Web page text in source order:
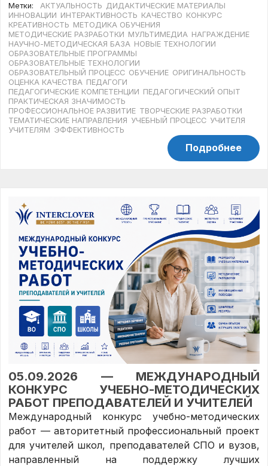
Метки: АКТУАЛЬНОСТЬ ДИДАКТИЧЕСКИЕ МАТЕРИАЛЫ
ИННОВАЦИИ ИНТЕРАКТИВНОСТЬ КАЧЕСТВО КОНКУРС
КРЕАТИВНОСТЬ МЕТОДИКА ОБУЧЕНИЯ
МЕТОДИЧЕСКИЕ РАЗРАБОТКИ МУЛЬТИМЕДИА НАГРАЖДЕНИЕ
НАУЧНО-МЕТОДИЧЕСКАЯ БАЗА НОВЫЕ ТЕХНОЛОГИИ
ОБРАЗОВАТЕЛЬНЫЕ ПРОГРАММЫ
ОБРАЗОВАТЕЛЬНЫЕ ТЕХНОЛОГИИ
ОБРАЗОВАТЕЛЬНЫЙ ПРОЦЕСС ОБУЧЕНИЕ ОРИГИНАЛЬНОСТЬ
ОЦЕНКА КАЧЕСТВА ПЕДАГОГИ
ПЕДАГОГИЧЕСКИЕ КОМПЕТЕНЦИИ ПЕДАГОГИЧЕСКИЙ ОПЫТ
ПРАКТИЧЕСКАЯ ЗНАЧИМОСТЬ
ПРОФЕССИОНАЛЬНОЕ РАЗВИТИЕ ТВОРЧЕСКИЕ РАЗРАБОТКИ
ТЕМАТИЧЕСКИЕ НАПРАВЛЕНИЯ УЧЕБНЫЙ ПРОЦЕСС УЧИТЕЛЯ
УЧИТЕЛЯМ ЭФФЕКТИВНОСТЬ
Подробнее
05.09.2026 — МЕЖДУНАРОДНЫЙ
КОНКУРС УЧЕБНО-МЕТОДИЧЕСКИХ
РАБОТ ПРЕПОДАВАТЕЛЕЙ И УЧИТЕЛЕЙ
Международный конкурс учебно-методических
работ — авторитетный профессиональный проект
для учителей школ, преподавателей СПО и вузов,
направленный на поддержку лучших